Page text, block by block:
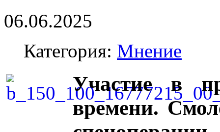
06.06.2025
Категория: Мнение
Участие в
времени.